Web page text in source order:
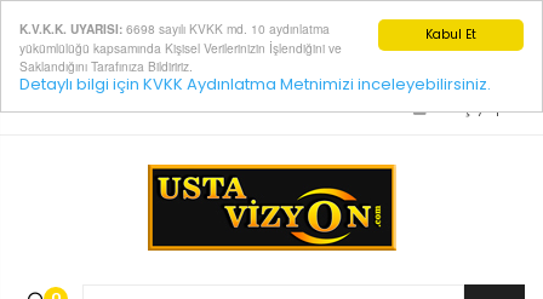
Kabul Et
K.V.K.K. UYARISI: 6698 sayılı KVKK md. 10 aydınlatma
yükümlülüğü kapsamında Kişisel Verilerinizin İşlendiğini ve
Saklandığını Tarafınıza Bildiririz.
Detaylı bilgi için KVKK Aydınlatma Metnimizi inceleyebilirsiniz.
Giriş yap